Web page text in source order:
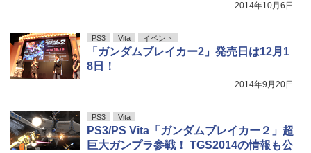
2014年10月6日
PS3 Vita イベント
「ガンダムブレイカー2」発売日は12月1
8日！
2014年9月20日
PS3 Vita
PS3/PS Vita「ガンダムブレイカー２」超
巨大ガンプラ参戦！ TGS2014の情報も公